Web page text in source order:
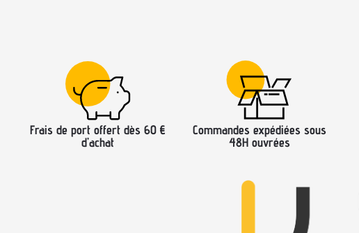
Frais de port offert dès 60 €
d’achat
Commandes expédiées sous
48H ouvrées